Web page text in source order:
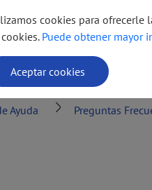
Atención Incluyente
Productos Canales y
Ayuda Preguntas
cookies para ofrecerle
Puede obtener mayor
Aceptar cookies